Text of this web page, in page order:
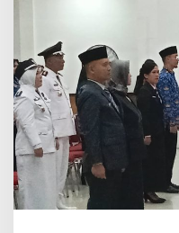
A
S
N
Z
a